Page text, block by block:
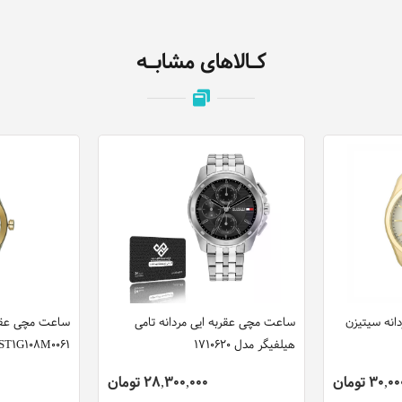
کـالاهای مشابـه
ساعت مچی
ساعت مچی عقربه ایی مردانه تامی
هیلفیگر مدل 1710620
28,300,000 تومان
سیتیزن
تومان